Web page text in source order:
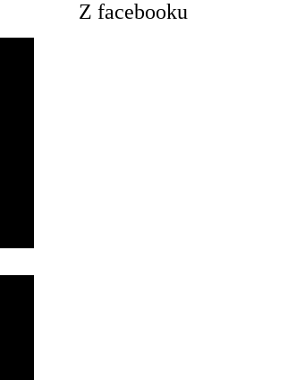
Z facebooku